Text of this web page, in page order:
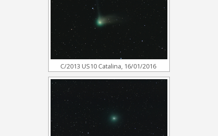
C/2013 US10 Catalina, 16/01/2016